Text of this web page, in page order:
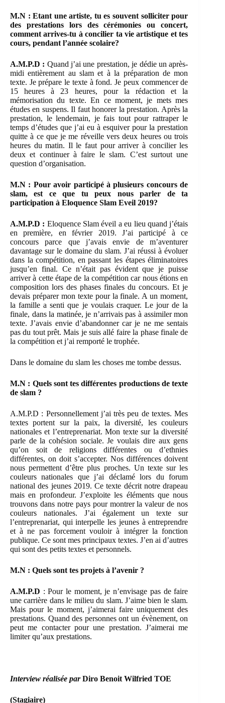
M.N : Etant une artiste, tu es souvent solliciter pour
des prestations lors des cérémonies ou concert,
comment arrives-tu à concilier ta vie artistique et tes
cours, pendant l’année scolaire?
A.M.P.D : Quand j’ai une prestation, je dédie un après-
midi entièrement au slam et à la préparation de mon
texte. Je prépare le texte à fond. Je peux commencer de
15 heures à 23 heures, pour la rédaction et la
mémorisation du texte. En ce moment, je mets mes
études en suspens. Il faut honorer la prestation. Après la
prestation, le lendemain, je fais tout pour rattraper le
temps d’études que j’ai eu à esquiver pour la prestation
quitte à ce que je me réveille vers deux heures ou trois
heures du matin. Il le faut pour arriver à concilier les
deux et continuer à faire le slam. C’est surtout une
question d’organisation.
M.N : Pour avoir participé à plusieurs concours de
slam, est ce que tu peux nous parler de ta
participation à Eloquence Slam Eveil 2019?
A.M.P.D : Eloquence Slam éveil a eu lieu quand j’étais
en première, en février 2019. J’ai participé à ce
concours parce que j’avais envie de m’aventurer
davantage sur le domaine du slam. J’ai réussi à évoluer
dans la compétition, en passant les étapes éliminatoires
jusqu’en final. Ce n’était pas évident que je puisse
arriver à cette étape de la compétition car nous étions en
composition lors des phases finales du concours. Et je
devais préparer mon texte pour la finale. A un moment,
la famille a senti que je voulais craquer. Le jour de la
finale, dans la matinée, je n’arrivais pas à assimiler mon
texte. J’avais envie d’abandonner car je ne me sentais
pas du tout prêt. Mais je suis allé faire la phase finale de
la compétition et j’ai remporté le trophée.
Dans le domaine du slam les choses me tombe dessus.
M.N : Quels sont tes différentes productions de texte
de slam ?
A.M.P.D : Personnellement j’ai très peu de textes. Mes
textes portent sur la paix, la diversité, les couleurs
nationales et l’entreprenariat. Mon texte sur la diversité
parle de la cohésion sociale. Je voulais dire aux gens
qu’on soit de religions différentes ou d’ethnies
différentes, on doit s’accepter. Nos différences doivent
nous permettent d’être plus proches. Un texte sur les
couleurs nationales que j’ai déclamé lors du forum
national des jeunes 2019. Ce texte décrit notre drapeau
mais en profondeur. J’exploite les éléments que nous
trouvons dans notre pays pour montrer la valeur de nos
couleurs nationales. J’ai également un texte sur
l’entreprenariat, qui interpelle les jeunes à entreprendre
et à ne pas forcement vouloir à intégrer la fonction
publique. Ce sont mes principaux textes. J’en ai d’autres
qui sont des petits textes et personnels.
M.N : Quels sont tes projets à l’avenir ?
A.M.P.D : Pour le moment, je n’envisage pas de faire
une carrière dans le milieu du slam. J’aime bien le slam.
Mais pour le moment, j’aimerai faire uniquement des
prestations. Quand des personnes ont un évènement, on
peut me contacter pour une prestation. J’aimerai me
limiter qu’aux prestations.
Interview réalisée parDiro Benoit Wilfried TOE
(Stagiaire)